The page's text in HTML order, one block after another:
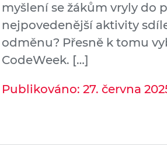
myšlení se žákům vryly do
nejpovedenější aktivity
odměnu? Přesně k tomu
CodeWeek. […]
Publikováno: 27. června